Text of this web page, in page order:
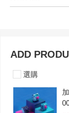
ADD
選購